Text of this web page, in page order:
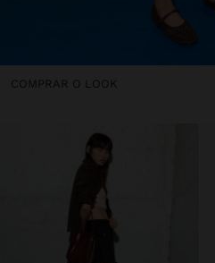
COMPRAR O LOOK